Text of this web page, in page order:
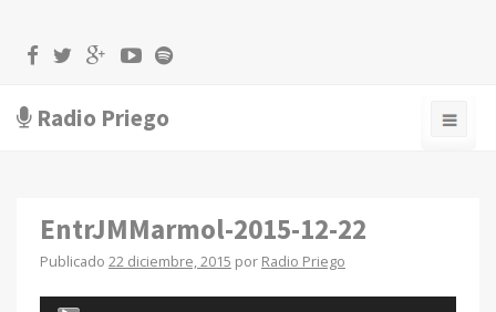
Radio Priego
EntrJMMarmol-2015-12-22
Publicado 22 diciembre, 2015 por Radio Priego
Reproductor